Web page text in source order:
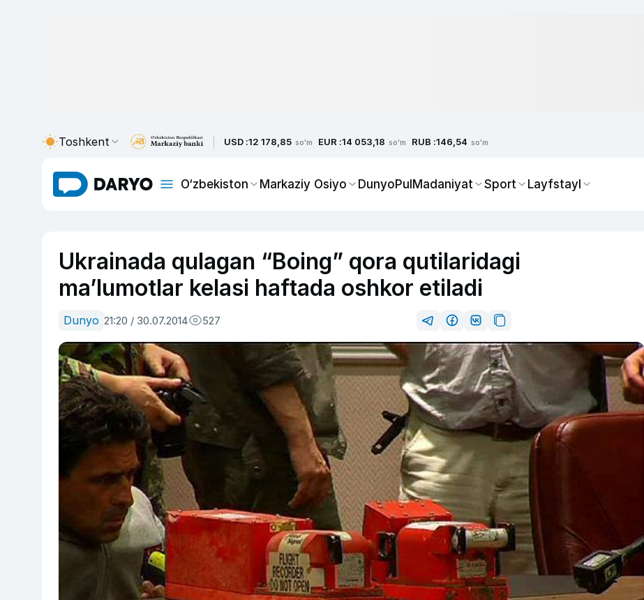
Toshkent USD :12 178,85 so'm EUR :14 053,18 so'm RUB :146,54 so'm
O‘zbekiston Markaziy Osiyo DunyoPulMadaniyat Sport Layfstayl
Ukrainada qulagan “Boing” qora qutilaridagi
ma’lumotlar kelasi haftada oshkor etiladi
Dunyo 21:20 / 30.07.2014 527